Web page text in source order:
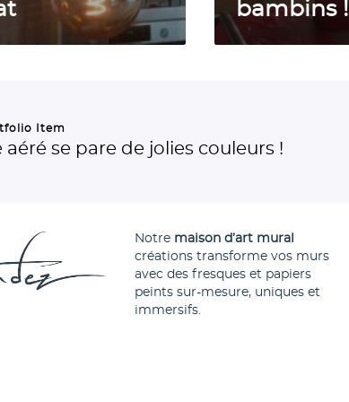
e
n
c
bambins !
Item
aéré se pare de jolies couleurs !
Notre maison d’art mural
créations transforme vos murs
avec des fresques et papiers
peints sur-mesure, uniques et
immersifs.